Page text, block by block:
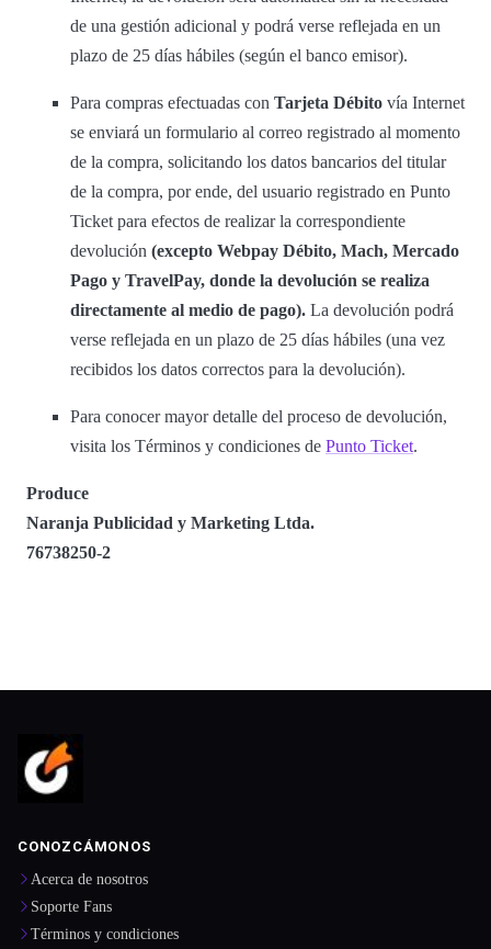
de una gestión adicional y podrá verse reflejada en un
plazo de 25 días hábiles (según el banco emisor).
Para compras efectuadas con Tarjeta Débito vía Internet
se enviará un formulario al correo registrado al momento
de la compra, solicitando los datos bancarios del titular
de la compra, por ende, del usuario registrado en Punto
Ticket para efectos de realizar la correspondiente
devolución (excepto Webpay Débito, Mach, Mercado
Pago y TravelPay, donde la devolución se realiza
directamente al medio de pago). La devolución podrá
verse reflejada en un plazo de 25 días hábiles (una vez
recibidos los datos correctos para la devolución).
Para conocer mayor detalle del proceso de devolución,
visita los Términos y condiciones de Punto Ticket.
Produce
Naranja Publicidad y Marketing Ltda.
76738250-2
CONOZCÁMONOS
Acerca de nosotros
Soporte Fans
Términos y condiciones